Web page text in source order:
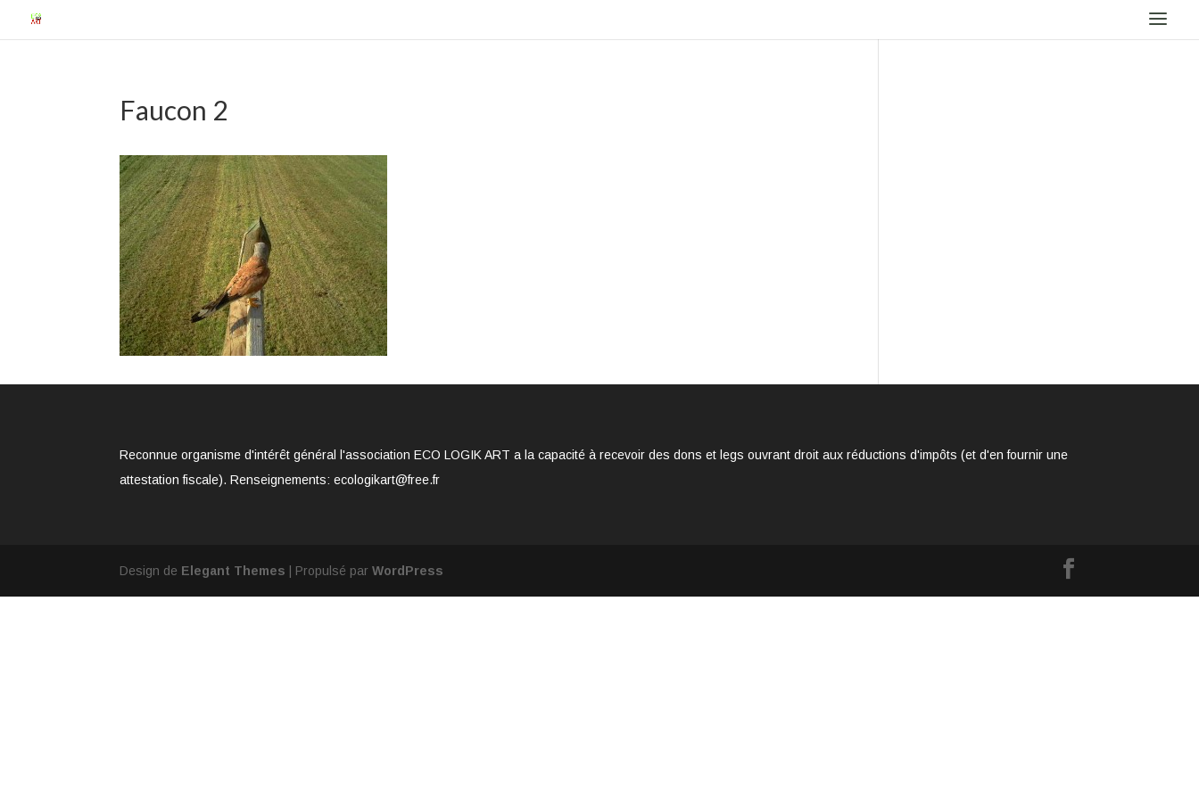
Faucon 2
Reconnue organisme d'intérêt général l'association ECO LOGIK ART a la capacité à recevoir des dons et legs ouvrant droit aux réductions d'impôts (et d'en fournir une
attestation fiscale). Renseignements: ecologikart@free.fr
Design de Elegant Themes | Propulsé parWordPress